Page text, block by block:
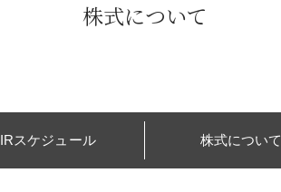
株式について
IRスケジュール 株式について